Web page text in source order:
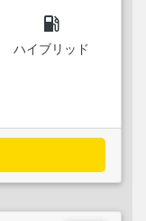
local_gas_station
ハイブリッド